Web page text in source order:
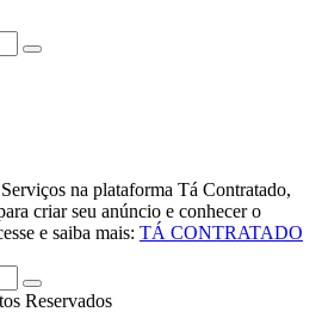
na plataforma Tá Contratado,
criar seu anúncio e conhecer o
e saiba mais: TÁ CONTRATADO
Reservados